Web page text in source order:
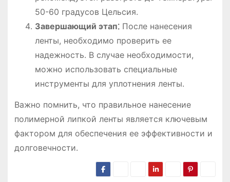
50-60 градусов Цельсия.
Завершающий этап⁚После нанесения
ленты, необходимо проверить ее
надежность. В случае необходимости,
можно использовать специальные
инструменты для уплотнения ленты.
Важно помнить, что правильное нанесение
полимерной липкой ленты является ключевым
фактором для обеспечения ее эффективности и
долговечности.